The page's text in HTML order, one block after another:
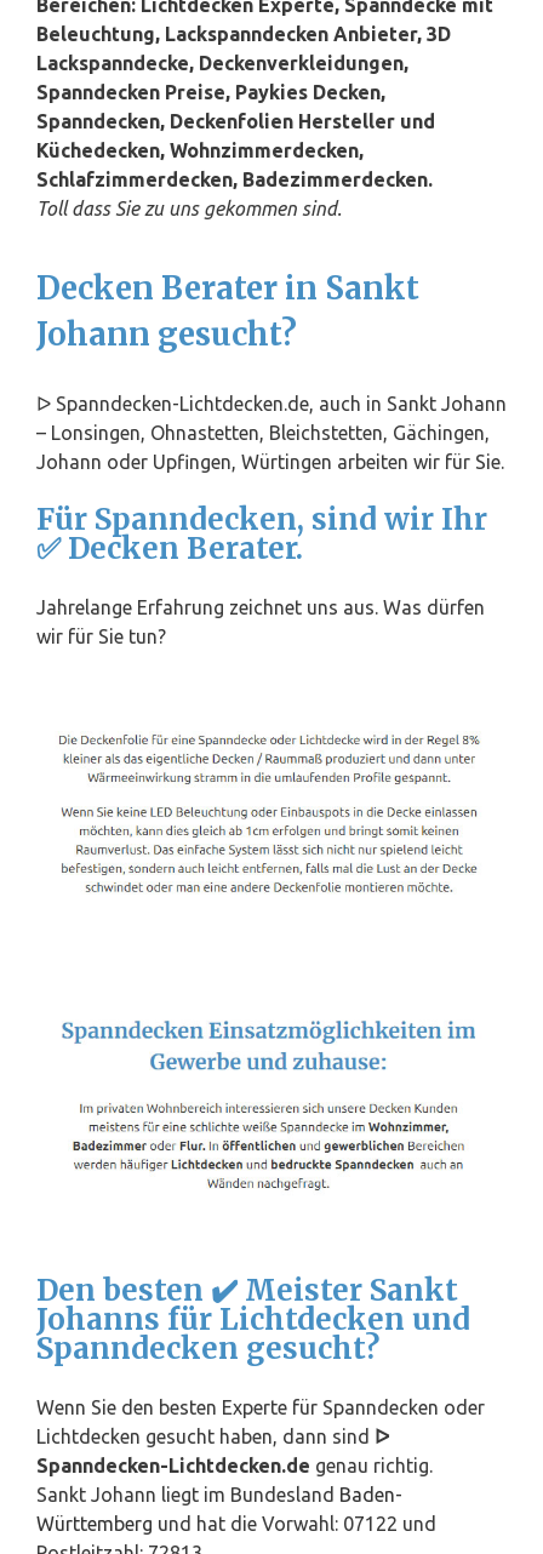
Bereichen: Lichtdecken Experte, Spanndecke mit
Beleuchtung, Lackspanndecken Anbieter, 3D
Lackspanndecke, Deckenverkleidungen,
Spanndecken Preise, Paykies Decken,
Spanndecken, Deckenfolien Hersteller und
Küchedecken, Wohnzimmerdecken,
Schlafzimmerdecken, Badezimmerdecken.
Toll dass Sie zu uns gekommen sind.
Decken Berater in Sankt
Johann gesucht?
ᐅ Spanndecken-Lichtdecken.de, auch in Sankt Johann
– Lonsingen, Ohnastetten, Bleichstetten, Gächingen,
Johann oder Upfingen, Würtingen arbeiten wir für Sie.
Für Spanndecken, sind wir Ihr
✅ Decken Berater.
Jahrelange Erfahrung zeichnet uns aus. Was dürfen
wir für Sie tun?
Den besten ✔️ Meister Sankt
Johanns für Lichtdecken und
Spanndecken gesucht?
Wenn Sie den besten Experte für Spanndecken oder
Lichtdecken gesucht haben, dann sind ᐅ
Spanndecken-Lichtdecken.de genau richtig.
Sankt Johann liegt im Bundesland Baden-
Württemberg und hat die Vorwahl: 07122 und